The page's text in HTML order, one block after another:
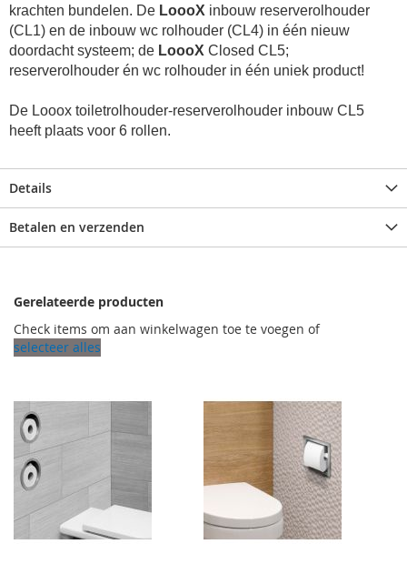
krachten bundelen. De LoooX inbouw reserverolhouder
(CL1) en de inbouw wc rolhouder (CL4) in één nieuw
doordacht systeem; de LoooX Closed CL5;
reserverolhouder én wc rolhouder in één uniek product!
De Looox toiletrolhouder-reserverolhouder inbouw CL5
heeft plaats voor 6 rollen.
Details
Betalen en verzenden
Gerelateerde producten
Check items om aan winkelwagen toe te voegen of
selecteer alles